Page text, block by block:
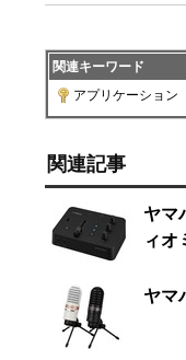
関連キーワード
アプリケーション
関連記事
ヤマ
ィオ
ヤマ